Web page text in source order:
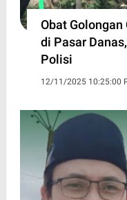
Obat Golongan
di Pasar
Polisi
12/11/2025 10:25:00